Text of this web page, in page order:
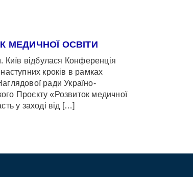
МЕДИЧНОЇ ОСВІТИ
Київ відбулася Конференція
кроків в рамках
ради Україно-
Проєкту «Розвиток медичної
у заході від […]